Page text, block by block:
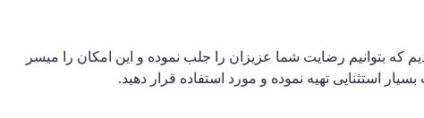
که بتوانیم رضایت شما عزیزان را جلب نموده و این امکان را میسر
استثنایی تهیه نموده و مورد استفاده قرار دهید.